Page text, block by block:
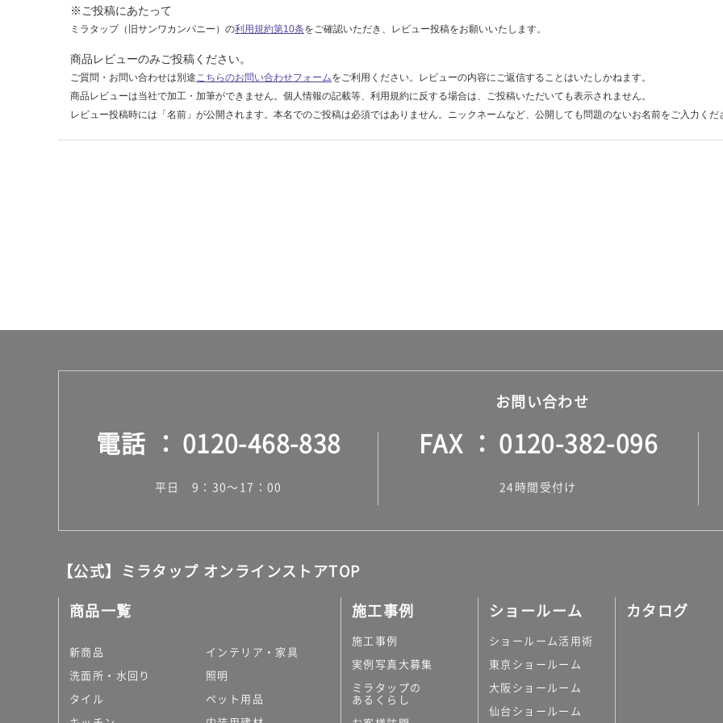
合
※ご投稿にあたって
ミラタップ（旧サンワカンパニー）の利用規約第10条をご確認いただき、レビュー投稿をお願いいたします。
商品レビューのみご投稿ください。
ご質問・お問い合わせは別途こちらのお問い合わせフォームをご利用ください。レビューの内容にご返信することはいたしかねます。
商品レビューは当社で加工・加筆ができません。個人情報の記載等、利用規約に反する場合は、ご投稿いただいても表示されません。
レビュー投稿時には「名前」が公開されます。本名でのご投稿は必須ではありません。ニックネームなど、公開しても問題のないお名前をご入力くだ
お問い合わせ
電話 0120-468-838
平日 9：30～17：00
FAX 0120-382-096
24時間受付け
【公式】ミラタップ オンラインストアTOP
商品一覧
新商品
洗面所・水回り
タイル
インテリア・家具
照明
ペット用品
施工事例
施工事例
実例写真大募集
ミラタップの
あるくらし
ショールーム
ショールーム活用術
東京ショールーム
大阪ショールーム
仙台ショールーム
カタログ